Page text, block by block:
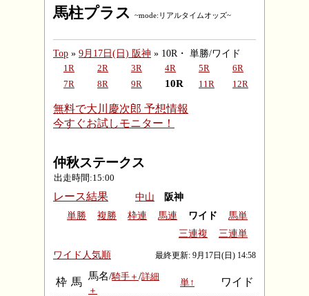
馬柱プラス ~mode:リアルタイムオッズ~
Top » 9月17日(日) 阪神 » 10R・ 単勝/ワイド
1R 2R 3R 4R 5R
6R
7R
8R 9R 10R 11R 12R
無料で大川慶次郎 予想情報
今すぐお試しモニター！
仲秋ステークス
出走時間:15:00
レース結果 中山
阪神
単勝
複勝 枠連 馬連 ワイド
馬単
三連複
三連単
ワイド人気順 最終更新: 9月17日(日) 14:58
枠 馬
馬名/騎手＋ /詳細
＋
単↑ ワイド